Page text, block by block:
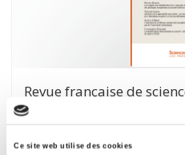
Ce site web utilise des cookies
Revue française de
janvier-avril 2022
Ce que l'international fait à
réciproquement). Pour une